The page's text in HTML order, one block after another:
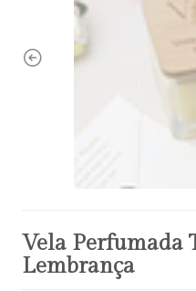
Vela Perfumada
Lembrança